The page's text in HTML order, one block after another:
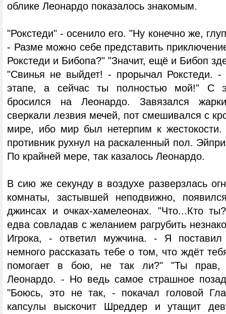
облике Леонардо показалось знакомым.
"Рокстеди" - осенило его. "Ну конечно же,
- Разме можно себе представить
Рокстеди и Бибопа?" "Значит, ещё и Бибоп
"Свинья не выйдет! - прорычал Рокстеди.
этапе, а сейчас ты полностью мой!" С
бросился на Леонардо. Завязался
сверкали лезвия мечей, пот смешивался с
мире, ибо мир был нетерпим к
противник рухнул на раскаленный пол.
По крайней мере, так казалось Леонардо.
В сию же секунду в воздухе разверзлась
комнаты, застывшей неподвижно,
джинсах и очках-хамелеонах. "Что...Кто
едва совладав с желанием рагрубить
Игрока, - ответил мужчина. - Я
немного рассказать тебе о том, что ждёт
помогает в бою, не так ли?" "Ты прав,
Леонардо. - Но ведь самое страшное
"Боюсь, это не так, - покачал головой
капсулы выскочит Шреддер и утащит